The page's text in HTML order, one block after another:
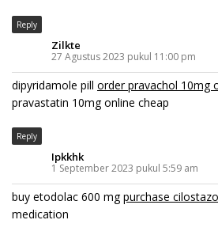
Reply
Zilkte
27 Agustus 2023 pukul 11:00 pm
dipyridamole pill order pravachol 10mg
pravastatin 10mg online cheap
Reply
Ipkkhk
1 September 2023 pukul 5:59 am
buy etodolac 600 mgpurchase
medication